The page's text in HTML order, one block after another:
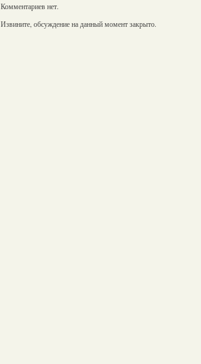
Комментариев нет.
Извините, обсуждение на данный момент закрыто.